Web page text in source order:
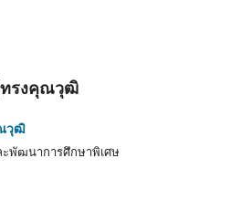
ทรงคุณวุฒิ
วุฒิ
ะพัฒนาการศึกษาพิเศษ